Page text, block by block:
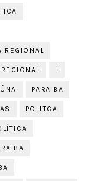
REGIONAL
L
PARAIBA
POLITCA